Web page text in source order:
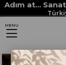
Adım at...
MENU
Anasayfa HAM
OYMALI RAF ALTI-KİTAP